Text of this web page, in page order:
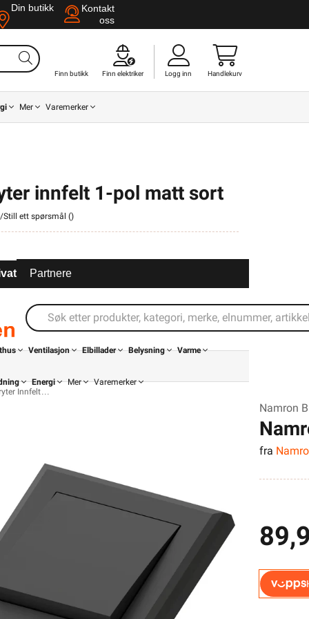
Din butikk
Kontakt
oss
Finn butikk Finn elektriker Logg inn Handlekurv
Mer Varemerker
innfelt 1-pol matt sort
Still ett spørsmål ()
Partnere
Ventilasjon Elbillader Belysning Varme
Energi Mer
Varemerker
Innfelt
Namron
fra